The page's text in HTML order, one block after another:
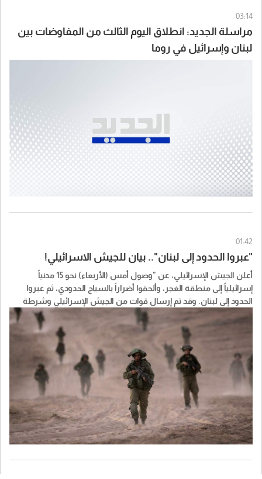
03:14
مراسلة الجديد: انطلاق اليوم الثالث من المفاوضات بين
لبنان وإسرائيل في روما
01:42
"عبروا الحدود إلى لبنان".. بيان للجيش الاسرائيلي!
أعلن الجيش الإسرائيلي، عن "وصول أمس (الأربعاء) نحو 15 مدنياً
إسرائيلياً إلى منطقة الغجر، وألحقوا أضراراً بالسياج الحدودي، ثم عبروا
الحدود إلى لبنان. وقد تم إرسال قوات من الجيش الإسرائيلي وشرطة
الحدود الإسرائيلية إلى المنطقة لتحديد مكانهم وإعادتهم إلى إسرائيل".